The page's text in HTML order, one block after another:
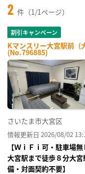
2 件（1/1ページ）
割引キャンペーン
Kマンスリー大宮駅前（
(No.796885)
さいたま市大宮区
情報更新日 2026/08/02
【ＷｉＦｉ可・駐車場
大宮駅まで徒歩８分大
備・対面契約不要】